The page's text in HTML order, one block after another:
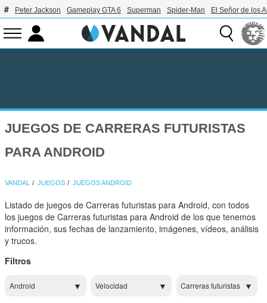
Peter Jackson Gameplay GTA 6 Superman Spider-Man El Señor de los
JUEGOS DE CARRERAS FUTURISTAS
PARA ANDROID
VANDAL JUEGOS JUEGOS ANDROID
Listado de juegos de Carreras futuristas para Android, con todos
los juegos de Carreras futuristas para Android de los que tenemos
información, sus fechas de lanzamiento, imágenes, vídeos, análisis
y trucos.
Filtros
Android Velocidad Carreras futuristas